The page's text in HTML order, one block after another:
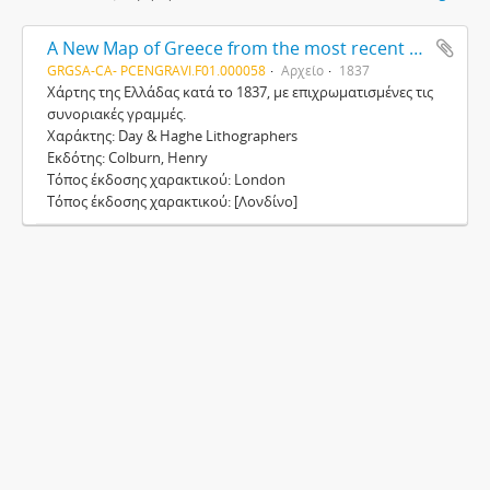
A New Map of Greece from the most recent surveys, including the frontier line [Νέος Χάρτης της Ελλάδας, συμπεριλαμβανομένης της συνοριακής γραμμής, βασισμένος στις πιο πρόσφατες μελέτες]
GRGSA-CA- PCENGRAVI.F01.000058 Αρχείο 1837
Χάρτης της Ελλάδας κατά το 1837, με επιχρωματισμένες τις
συνοριακές γραμμές.
Χαράκτης: Day & Haghe Lithographers
Εκδότης: Colburn, Henry
Τόπος έκδοσης χαρακτικού: London
Τόπος έκδοσης χαρακτικού: [Λονδίνο]